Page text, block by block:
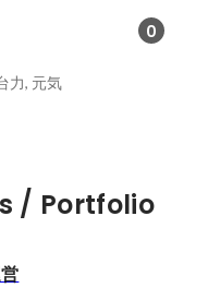
0
力, 元気
/ Portfolio